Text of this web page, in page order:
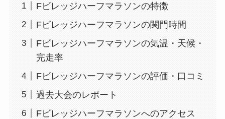
Fビレッジハーフマラソンの特徴
Fビレッジハーフマラソンの関門時間
Fビレッジハーフマラソンの気温・天候・
完走率
Fビレッジハーフマラソンの評価・口コミ
過去大会のレポート
Fビレッジハーフマラソンへのアクセス